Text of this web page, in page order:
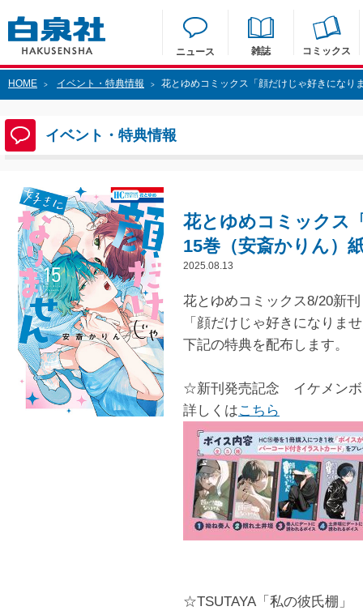
ニュース 雑誌 コミックス
HOME > イベント・特典情報 > 花とゆめコミックス「顔だけじゃ好きになり
イベント・特典情報
花とゆめコミックス
15巻（安斎かりん）
2025.08.13
花とゆめコミックス8/20新刊
「顔だけじゃ好きになりま
下記の特典を配布します。
☆新刊発売記念 イケメン
詳しくはこちら
☆TSUTAYA「私の彼氏棚」